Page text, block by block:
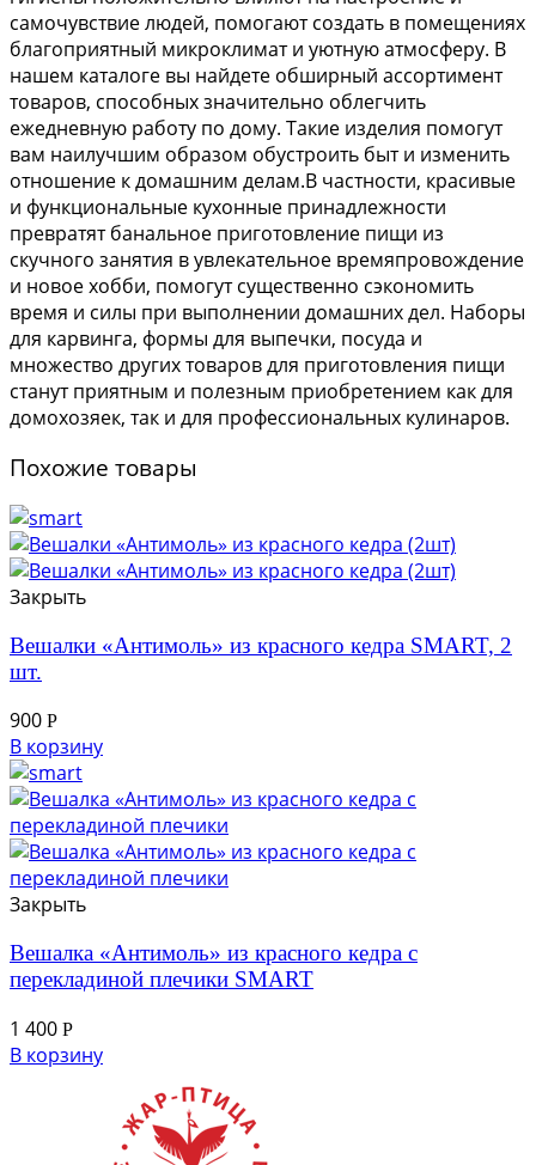
самочувствие людей, помогают создать в помещениях
благоприятный микроклимат и уютную атмосферу. В
нашем каталоге вы найдете обширный ассортимент
товаров, способных значительно облегчить
ежедневную работу по дому. Такие изделия помогут
вам наилучшим образом обустроить быт и изменить
отношение к домашним делам.В частности, красивые
и функциональные кухонные принадлежности
превратят банальное приготовление пищи из
скучного занятия в увлекательное времяпровождение
и новое хобби, помогут существенно сэкономить
время и силы при выполнении домашних дел. Наборы
для карвинга, формы для выпечки, посуда и
множество других товаров для приготовления пищи
станут приятным и полезным приобретением как для
домохозяек, так и для профессиональных кулинаров.
Похожие товары
Закрыть
Вешалки «Антимоль» из красного кедра SMART, 2
шт.
900 Р
В корзину
Закрыть
Вешалка «Антимоль» из красного кедра с
перекладиной плечики SMART
1 400 Р
В корзину